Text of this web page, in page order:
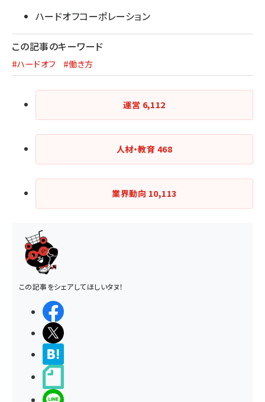
ハードオフコーポレーション
この記事のキーワード
#ハードオフ #働き方
運営 6,112
人材・教育 468
業界動向 10,113
この記事をシェアしてほしいタヌ！